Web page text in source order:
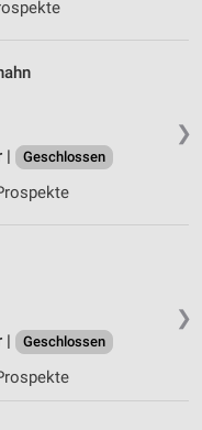
❯
|
Geschlossen
❯
|
Geschlossen